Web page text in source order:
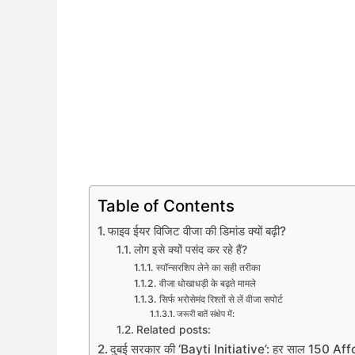
Table of Contents
फाइव ईयर विजिट वीजा की डिमांड क्यों बढ़ी?
लोग इसे क्यों पसंद कर रहे हैं?
स्पॉन्सरशिप लेने का सही तरीका
वीजा धोखाधड़ी के बढ़ते मामले
सिर्फ भरोसेमंद रिश्तों से लें वीजा सपोर्ट
जरूरी बातें संक्षेप में:
Related posts:
दुबई सरकार की ‘Bayti Initiative’: हर साल 150